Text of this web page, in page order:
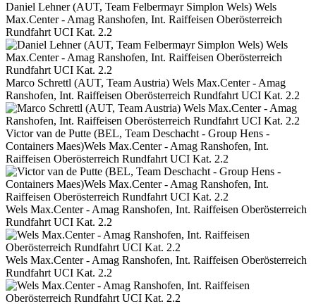
Daniel Lehner (AUT, Team Felbermayr Simplon Wels) Wels
Max.Center - Amag Ranshofen, Int. Raiffeisen Oberösterreich
Rundfahrt UCI Kat. 2.2
Marco Schrettl (AUT, Team Austria) Wels Max.Center - Amag
Ranshofen, Int. Raiffeisen Oberösterreich Rundfahrt UCI Kat. 2.2
Victor van de Putte (BEL, Team Deschacht - Group Hens -
Containers Maes)Wels Max.Center - Amag Ranshofen, Int.
Raiffeisen Oberösterreich Rundfahrt UCI Kat. 2.2
Wels Max.Center - Amag Ranshofen, Int. Raiffeisen Oberösterreich
Rundfahrt UCI Kat. 2.2
Wels Max.Center - Amag Ranshofen, Int. Raiffeisen Oberösterreich
Rundfahrt UCI Kat. 2.2